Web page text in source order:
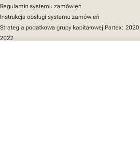
Regulamin systemu zamówień
Instrukcja obsługi systemu zamówień
Strategia podatkowa grupy kapitałowej Partex: 2020
2022